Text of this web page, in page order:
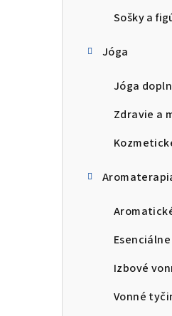
Sošky a
Jóga
Jóga
Zdravie a
Izbové
Vonné